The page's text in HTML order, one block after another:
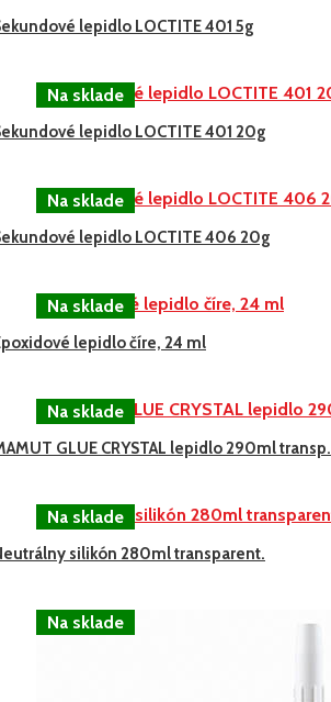
lepidlo LOCTITE 401 5g
lepidlo LOCTITE 401 20g
lepidlo LOCTITE 406 20g
lepidlo číre, 24 ml
GLUE CRYSTAL lepidlo 290ml transp.
silikón 280ml transparent.